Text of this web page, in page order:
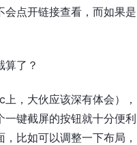
点开链接查看，而如果是
算了？
，大伙应该深有体会），
键截屏的按钮就十分便利
比如可以调整一下布局，